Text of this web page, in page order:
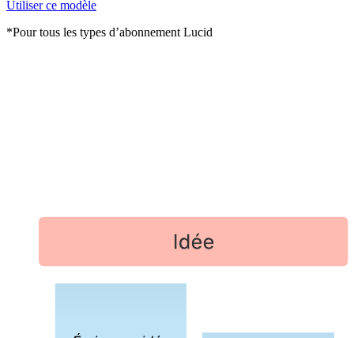
Utiliser ce modèle
*Pour tous les types d’abonnement Lucid